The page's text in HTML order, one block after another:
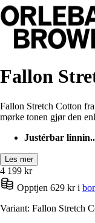
Fallon
Fallon Stretch Cotton
mørke tonen gjør den
Justérbar
Les mer
4 199 kr
Opptjen 629 kr i
Variant: Fallon Stretch